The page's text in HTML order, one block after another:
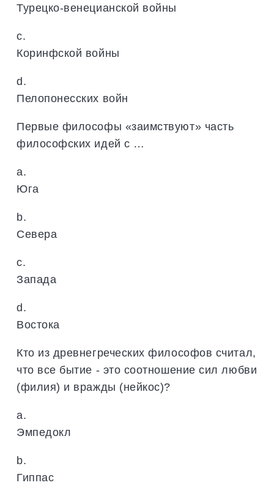
Турецко-венецианской войны
c.
Коринфской войны
d.
Пелопонесских войн
Первые философы «заимствуют» часть
философских идей с …
a.
Юга
b.
Севера
c.
Запада
d.
Востока
Кто из древнегреческих философов считал,
что все бытие - это соотношение сил любви
(филия) и вражды (нейкос)?
a.
Эмпедокл
b.
Гиппас